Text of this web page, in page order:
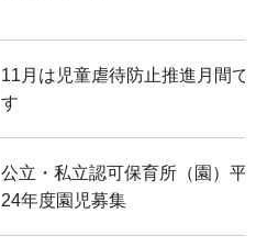
11月は児童虐待防止推進月間で
す
公立・私立認可保育所（園）平
24年度園児募集